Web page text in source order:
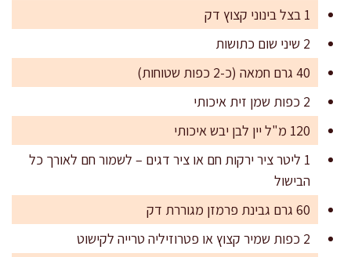
1 בצל בינוני קצוץ דק
2 שיני שום כתושות
40 גרם חמאה (כ-2 כפות שטוחות)
2 כפות שמן זית איכותי
120 מ"ל יין לבן יבש איכותי
1 ליטר ציר ירקות חם או ציר דגים – לשמור חם לאורך כל
הבישול
60 גרם גבינת פרמזן מגוררת דק
2 כפות שמיר קצוץ או פטרוזיליה טרייה לקישוט